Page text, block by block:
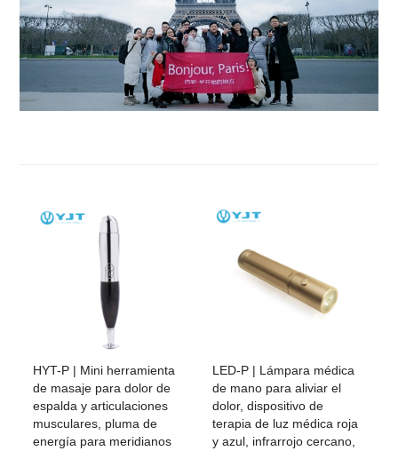
HYT-P | Mini herramienta
de masaje para dolor de
espalda y articulaciones
musculares, pluma de
energía para meridianos
LED-P | Lámpara médica
de mano para aliviar el
dolor, dispositivo de
terapia de luz médica roja
y azul, infrarrojo cercano,